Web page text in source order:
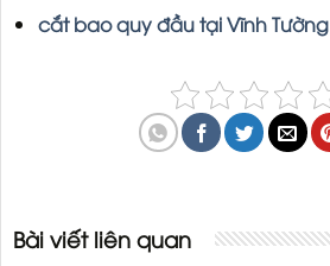
cắt bao quy đầu tại Vĩnh Tường
Bài viết liên quan